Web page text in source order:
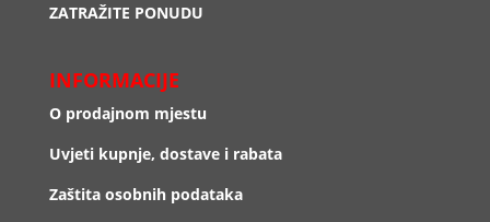
ZATRAŽITE PONUDU
INFORMACIJE
O prodajnom mjestu
Uvjeti kupnje, dostave i rabata
Zaštita osobnih podataka